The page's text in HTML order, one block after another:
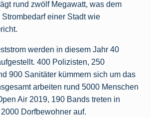
rund zwölf Megawatt, was dem
einer Stadt wie
werden in diesem Jahr 40
400 Polizisten, 250
900 Sanitäter kümmern sich um das
arbeiten rund 5000 Menschen
Air 2019, 190 Bands treten in
Dorfbewohner auf.